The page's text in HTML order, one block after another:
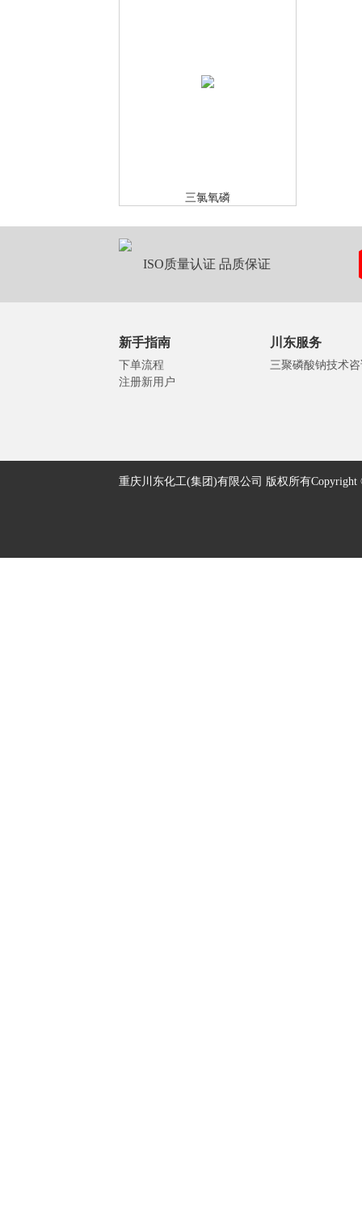
三氯氧磷
ISO质量认证 品质保证
新手指南
下单流程
注册新用户
川东服务
三聚磷酸钠技术咨
重庆川东化工(集团)有限公司 版权所有Copyright